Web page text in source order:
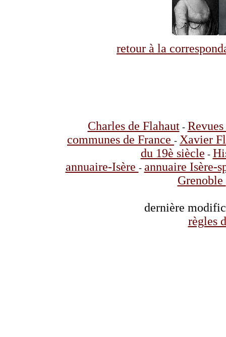
retour à la
Charles de Flahaut-
communes de France - Xavier
du 19è siècle -
annuaire-Isère - annuaire Isère-
Grenoble
dernière
règles